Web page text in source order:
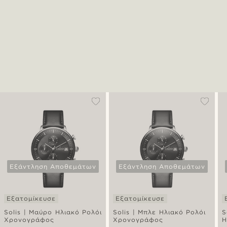
Εξάντληση Αποθεμάτων
Solis | Μαύρο Ηλιακό Ρολόι
Χρονογράφος
Εξατομίκευσε
Εξάντληση Αποθεμάτων
Solis | Μπλε Ηλιακό Ρολόι
Χρονογράφος
Εξατομίκευσε